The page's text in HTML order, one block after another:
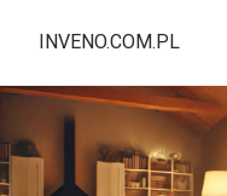
INVENO.COM.PL